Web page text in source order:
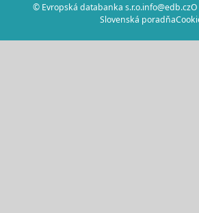
© Evropská databanka s.r.o.info@edb.cz
Slovenská poradňa